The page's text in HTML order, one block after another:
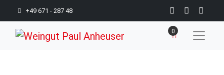
+49 671 - 287 48
0